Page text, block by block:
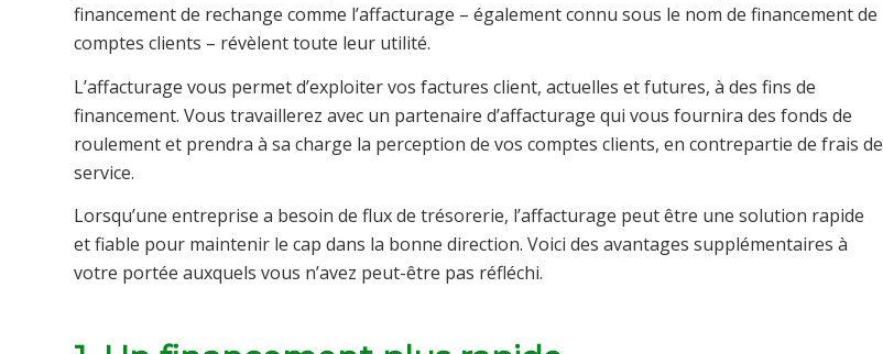
financement de rechange comme l’affacturage – également connu sous le nom de financement de
comptes clients – révèlent toute leur utilité.
L’affacturage vous permet d’exploiter vos factures client, actuelles et futures, à des fins de
financement. Vous travaillerez avec un partenaire d’affacturage qui vous fournira des fonds de
roulement et prendra à sa charge la perception de vos comptes clients, en contrepartie de frais de
service.
Lorsqu’une entreprise a besoin de flux de trésorerie, l’affacturage peut être une solution rapide
et fiable pour maintenir le cap dans la bonne direction. Voici des avantages supplémentaires à
votre portée auxquels vous n’avez peut-être pas réfléchi.